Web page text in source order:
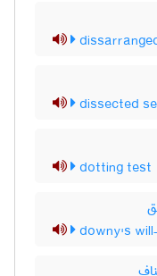
dissected
dotting test
downy's